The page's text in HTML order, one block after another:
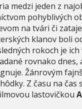
medzi jeden z
pohyblivých
na tvári či
klanov boli
rokoch je
rovnako
Žánrovým
Z času na
lastovičkou